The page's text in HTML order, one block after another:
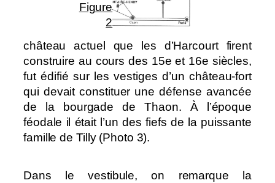
Figure
2
château actuel que les d’Harcourt firent
construire au cours des 15e et 16e siècles,
fut édifié sur les vestiges d’un château-fort
qui devait constituer une défense avancée
de la bourgade de Thaon. À l’époque
féodale il était l’un des fiefs de la puissante
famille de Tilly (Photo 3).
Dans le vestibule, on remarque la